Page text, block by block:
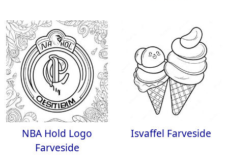
NBA Hold Logo
Farveside
Isvaffel Farveside